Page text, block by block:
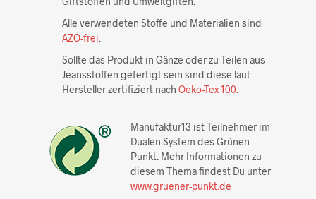
Alle verwendeten Stoffe und Materialien sind
AZO-frei
Sollte das Produkt in Gänze oder zu Teilen aus
Jeansstoffen gefertigt sein sind diese laut
Hersteller zertifiziert nach Oeko-Tex 100.
Manufaktur13 ist Teilnehmer im
Dualen System des Grünen
Punkt. Mehr Informationen zu
diesem Thema findest Du unter
www.gruener-punkt.de